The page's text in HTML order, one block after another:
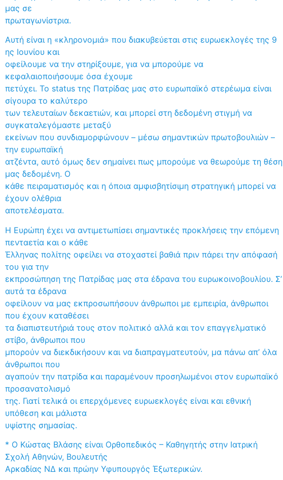
μας σε
πρωταγωνίστρια.
Αυτή είναι η «κληρονομιά» που διακυβεύεται στις ευρωεκλογές της 9
ης Ιουνίου και
οφείλουμε να την στηρίξουμε, για να μπορούμε να
κεφαλαιοποιήσουμε όσα έχουμε
πετύχει. Το status της Πατρίδας μας στο ευρωπαϊκό στερέωμα είναι
σίγουρα το καλύτερο
των τελευταίων δεκαετιών, και μπορεί στη δεδομένη στιγμή να
συγκαταλεγόμαστε μεταξύ
εκείνων που συνδιαμορφώνουν – μέσω σημαντικών πρωτοβουλιών –
την ευρωπαϊκή
ατζέντα, αυτό όμως δεν σημαίνει πως μπορούμε να θεωρούμε τη θέση
μας δεδομένη. Ο
κάθε πειραματισμός και η όποια αμφισβητίσιμη στρατηγική μπορεί να
έχουν ολέθρια
αποτελέσματα.
Η Ευρώπη έχει να αντιμετωπίσει σημαντικές προκλήσεις την επόμενη
πενταετία και ο κάθε
Έλληνας πολίτης οφείλει να στοχαστεί βαθιά πριν πάρει την απόφασή
του για την
εκπροσώπηση της Πατρίδας μας στα έδρανα του ευρωκοινοβουλίου. Σ’
αυτά τα έδρανα
οφείλουν να μας εκπροσωπήσουν άνθρωποι με εμπειρία, άνθρωποι
που έχουν καταθέσει
τα διαπιστευτήριά τους στον πολιτικό αλλά και τον επαγγελματικό
στίβο, άνθρωποι που
μπορούν να διεκδικήσουν και να διαπραγματευτούν, μα πάνω απ’ όλα
άνθρωποι που
αγαπούν την πατρίδα και παραμένουν προσηλωμένοι στον ευρωπαϊκό
προσανατολισμό
της. Γιατί τελικά οι επερχόμενες ευρωεκλογές είναι και εθνική
υπόθεση και μάλιστα
υψίστης σημασίας.
* Ο Κώστας Βλάσης είναι Ορθοπεδικός – Καθηγητής στην Ιατρική
Σχολή Αθηνών, Βουλευτής
Αρκαδίας ΝΔ και πρώην Υφυπουργός Έξωτερικών.